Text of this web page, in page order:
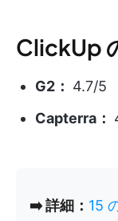
ClickUp
G2： 4.7/5
Capterra：
➡️ 詳細： 15